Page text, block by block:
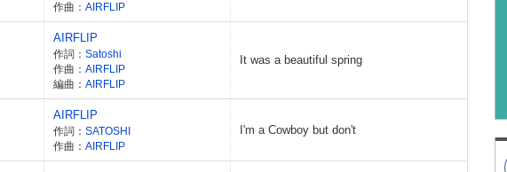
作曲： AIRFLIP
AIRFLIP
作詞： Satoshi
作曲： AIRFLIP
編曲： AIRFLIP
It was a beautiful spring
AIRFLIP
作詞： SATOSHI
作曲： AIRFLIP
I'm a Cowboy but don't